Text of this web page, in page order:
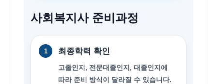
사회복지사 준비과정
1 최종학력 확인
고졸인지, 전문대졸인지, 대졸인지에
따라 준비 방식이 달라질 수 있습니다.